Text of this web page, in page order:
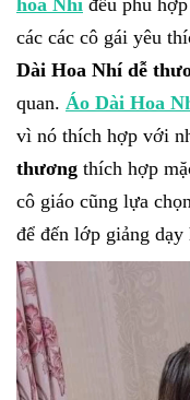
các các cô gái yêu
Dài Hoa Nhí dễ
quan. Áo Dài Hoa
vì nó thích hợp với
thương thích hợp
cô giáo cũng lựa
để đến lớp giảng dạy